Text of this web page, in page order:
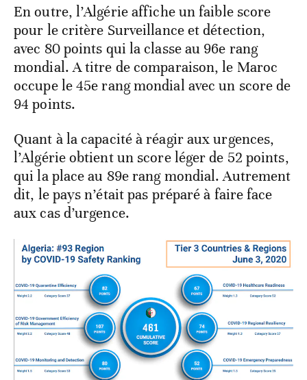
En outre, l’Algérie affiche un faible score
pour le critère Surveillance et détection,
avec 80 points qui la classe au 96e rang
mondial. A titre de comparaison, le Maroc
occupe le 45e rang mondial avec un score de
94 points.
Quant à la capacité à réagir aux urgences,
l’Algérie obtient un score léger de 52 points,
qui la place au 89e rang mondial. Autrement
dit, le pays n’était pas préparé à faire face
aux cas d’urgence.